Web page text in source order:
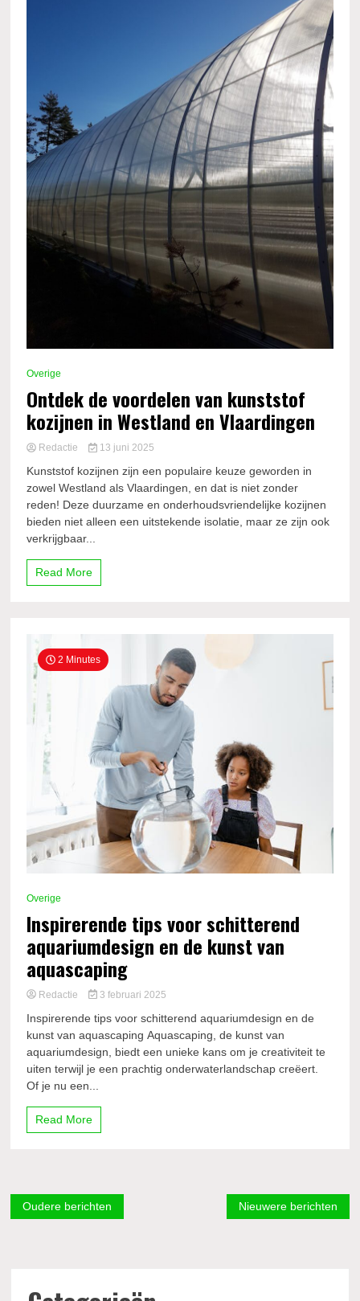
Overige
Ontdek de voordelen van kunststof
kozijnen in Westland en Vlaardingen
Redactie 13 juni 2025
Kunststof kozijnen zijn een populaire keuze geworden in
zowel Westland als Vlaardingen, en dat is niet zonder
reden! Deze duurzame en onderhoudsvriendelijke kozijnen
bieden niet alleen een uitstekende isolatie, maar ze zijn ook
verkrijgbaar...
Read More
2 Minutes
Overige
Inspirerende tips voor schitterend
aquariumdesign en de kunst van
aquascaping
Redactie 3 februari 2025
Inspirerende tips voor schitterend aquariumdesign en de
kunst van aquascaping Aquascaping, de kunst van
aquariumdesign, biedt een unieke kans om je creativiteit te
uiten terwijl je een prachtig onderwaterlandschap creëert.
Of je nu een...
Read More
Berichtennavigatie
Oudere berichten Nieuwere berichten